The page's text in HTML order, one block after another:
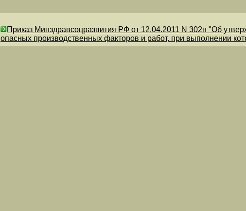
Приказ Минздравсоцразвития РФ от 12.04.2011 N 302н "Об
опасных производственных факторов и работ, при выполнении